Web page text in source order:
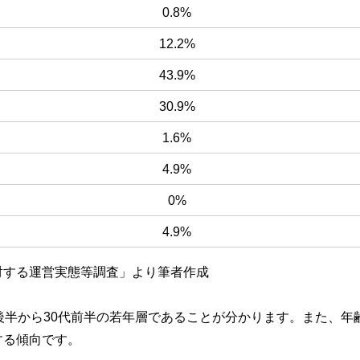
0.8%
12.2%
43.9%
30.9%
1.6%
4.9%
0%
4.9%
る運営実態等調査」より筆者作成
から30代前半の若年層であることが分かります。また、年
傾向です。